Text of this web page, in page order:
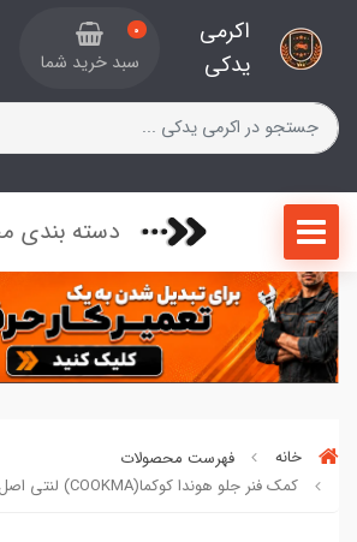
اکرمی
یدکی
0
سبد خرید شما
دسته بندی
خانه
فهرست محصولات
کمک فنر جلو هوندا کوکما(COOKMA) لنتی اصل کد 0165525